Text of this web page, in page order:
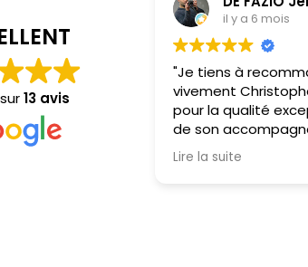
13 avis
il y a 6 mois
"Je tiens à
vivement
pour la qualité
de son
Christophe fait
professionnalisme
Lire la suite